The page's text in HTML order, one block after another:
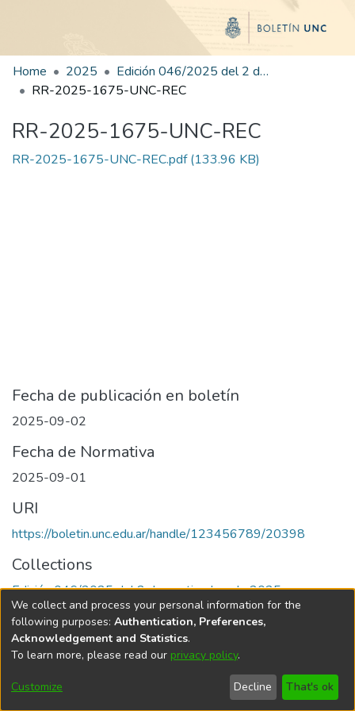
Home 2025
Edición 046/2025 del 2 de septiembre de 2025
RR-2025-1675-UNC-REC
RR-2025-1675-UNC-REC
RR-2025-1675-UNC-REC.pdf(133.96 KB)
Fecha de publicación en boletín
2025-09-02
Fecha de Normativa
2025-09-01
URI
https://boletin.unc.edu.ar/handle/123456789/20398
Collections
Edición 046/2025 del 2 de septiembre de 2025
Universidad Nacional de Córdoba
We collect and process your personal information for the
following purposes: Authentication, Preferences,
Acknowledgement and Statistics.
To learn more, please read our privacy policy.
Customize Decline That's ok